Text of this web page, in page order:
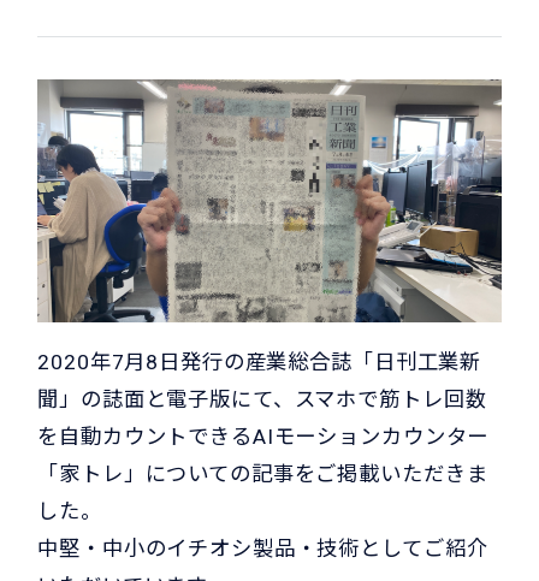
2020年7月8日発行の産業総合誌「日刊工業新
聞」の誌面と電子版にて、スマホで筋トレ回数
を自動カウントできるAIモーションカウンター
「家トレ」についての記事をご掲載いただきま
した。
中堅・中小のイチオシ製品・技術としてご紹介